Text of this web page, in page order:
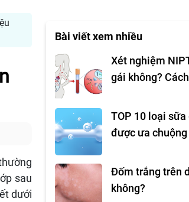
sau
dưới
Bài viết xem nhiều
Xét nghiệm
gái không?
TOP 10 loại
được ưa
Đốm trắng trên
không?